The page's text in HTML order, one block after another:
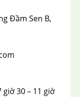
Đầm Sen B,
30 – 11 giờ